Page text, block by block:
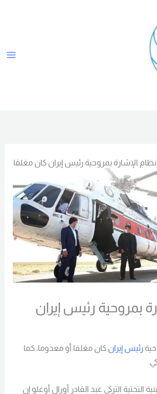
نظام الإشارة بمروحية رئيس إيران كان مغلقا
بمروحية رئيس إيران
رئيس إيرانكان مغلقا أو معدوما، كما
التحتية التركي عبد القادر أورال أوغلو إن